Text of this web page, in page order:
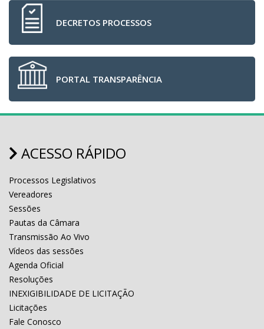
DECRETOS PROCESSOS
PORTAL TRANSPARÊNCIA
ACESSO RÁPIDO
Processos Legislativos
Vereadores
Sessões
Pautas da Câmara
Transmissão Ao Vivo
Vídeos das sessões
Agenda Oficial
Resoluções
INEXIGIBILIDADE DE LICITAÇÃO
Licitações
Fale Conosco